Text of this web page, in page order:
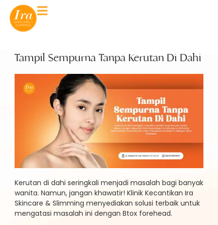
Tampil Sempurna Tanpa Kerutan Di Dahi
Kerutan di dahi seringkali menjadi masalah bagi banyak
wanita. Namun, jangan khawatir! Klinik Kecantikan Ira
Skincare & Slimming menyediakan solusi terbaik untuk
mengatasi masalah ini dengan Btox forehead.